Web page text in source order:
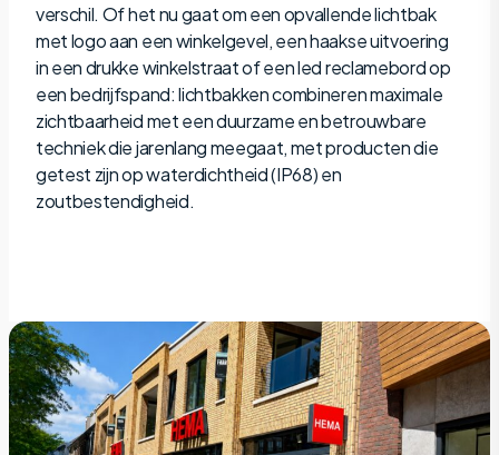
verschil. Of het nu gaat om een opvallende lichtbak
met logo aan een winkelgevel, een haakse uitvoering
in een drukke winkelstraat of een led reclamebord op
een bedrijfspand: lichtbakken combineren maximale
zichtbaarheid met een duurzame en betrouwbare
techniek die jarenlang meegaat, met producten die
getest zijn op waterdichtheid (IP68) en
zoutbestendigheid.